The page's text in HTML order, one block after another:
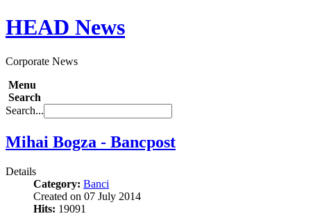
HEAD News
Corporate News
Menu
Search
Search...
Mihai Bogza - Bancpost
Details
Category: Banci
Created on 07 July 2014
Hits: 19091